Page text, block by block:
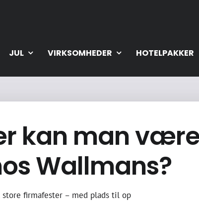
JUL VIRKSOMHEDER HOTELPAKKER
kan man
Wallmans?
firmafester – med plads til op